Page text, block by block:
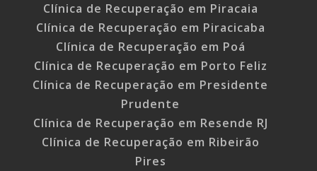
Clínica de Recuperação em Piracaia
Clínica de Recuperação em Piracicaba
Clínica de Recuperação em Poá
Clínica de Recuperação em Porto Feliz
Clínica de Recuperação em Presidente
Prudente
Clínica de Recuperação em Resende RJ
Clínica de Recuperação em Ribeirão
Pires